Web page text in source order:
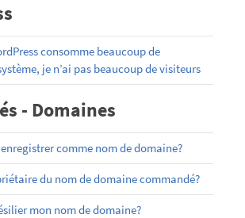
consomme beaucoup de
je n’ai pas beaucoup de visiteurs
- Domaines
comme nom de domaine?
du nom de domaine commandé?
mon nom de domaine?